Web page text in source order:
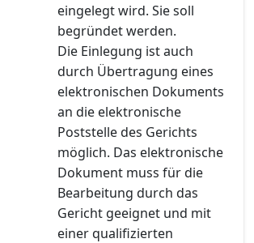
eingelegt wird. Sie soll
begründet werden.
Die Einlegung ist auch
durch Übertragung eines
elektronischen Dokuments
an die elektronische
Poststelle des Gerichts
möglich. Das elektronische
Dokument muss für die
Bearbeitung durch das
Gericht geeignet und mit
einer qualifizierten